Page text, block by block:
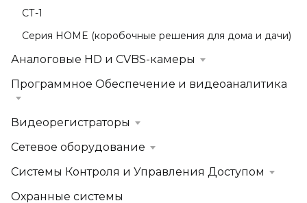
СТ-1
Серия HOME (коробочные решения для дома и дачи)
Аналоговые HD и CVBS-камеры
Программное Обеспечение и видеоаналитика
Видеорегистраторы
Сетевое оборудование
Системы Контроля и Управления Доступом
Охранные системы